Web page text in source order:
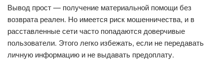
Вывод прост — получение материальной помощи без
возврата реален. Но имеется риск мошенничества, и в
расставленные сети часто попадаются доверчивые
пользователи. Этого легко избежать, если не передавать
личную информацию и не выдавать предоплату.